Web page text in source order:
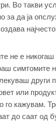
Во такви
за да ја
не е
симтомите
други
или
го кажувам.
до саат од